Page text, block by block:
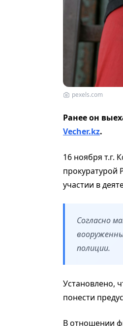
pexels.com
Ранее он
Vecher.kz.
16 ноября т.г.
прокуратурой
участии в
Согласно
полиции.
Установлено,
понести
В отношении